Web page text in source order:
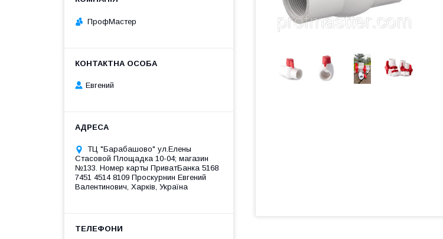
ПрофМастер
Евгений
ТЦ "Барабашово" ул.Елены
Стасовой Площадка 10-04; магазин
№133. Номер карты ПриватБанка 5168
7451 4514 8109 Проскурнин Евгений
Валентинович, Харків, Україна